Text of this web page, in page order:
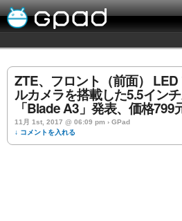
ZTE、フロント（前面）
ルカメラを搭載した5.5イン
「Blade A3」発表、価格799
11月 1st, 2017 @ 06:09 pm › GPad
↓ コメントを入れる